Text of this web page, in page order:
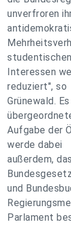
unverfroren
studentischen
Interessen
reduziert", so
Grünewald.
Aufgabe der
werde dabei
außerdem,
und
Parlament